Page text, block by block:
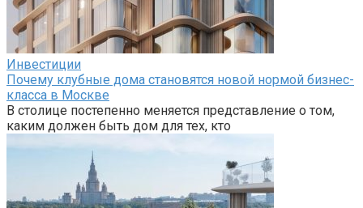
Инвестиции
Почему клубные дома становятся новой нормой бизнес-
класса в Москве
В столице постепенно меняется представление о том,
каким должен быть дом для тех, кто